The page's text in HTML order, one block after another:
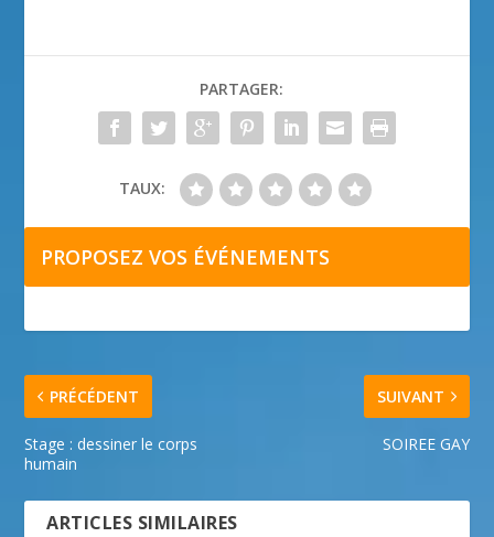
PARTAGER:
TAUX:
PROPOSEZ VOS ÉVÉNEMENTS
PRÉCÉDENT
Stage : dessiner le corps
humain
SUIVANT
SOIREE GAY
ARTICLES SIMILAIRES